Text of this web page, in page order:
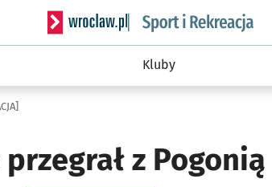
Serwis informacyjny wroclaw.pl
Kluby
z Pogonią